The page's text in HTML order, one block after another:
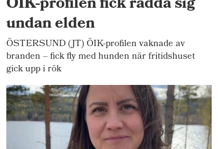
undan elden
ÖSTERSUND (JT) ÖIK-profilen vaknade av
branden – fick fly med hunden när fritidshuset
gick upp i rök